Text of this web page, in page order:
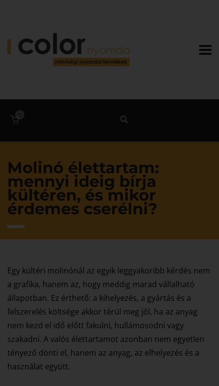
0
Molinó élettartam:
mennyi ideig bírja
kültéren, és mikor
érdemes cserélni?
Egy kültéri molinónál az egyik leggyakoribb kérdés nem
a grafika, hanem az, hogy meddig marad vállalható
állapotban. Ez érthető: a kihelyezés, a gyártás és a
felszerelés költsége akkor térül meg jól, ha az anyag
nem kezd el idő előtt fakulni, hullámosodni vagy
szakadni. A valós élettartamot azonban nem egyetlen
tényező dönti el, hanem az anyag, az elhelyezés és a
használat együtt.